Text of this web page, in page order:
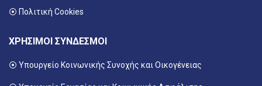
⦿ Πολιτική Cookies
ΧΡΗΣΙΜΟΙ ΣΥΝΔΕΣΜΟΙ
⦿ Υπουργείο Κοινωνικής Συνοχής και Οικογένειας